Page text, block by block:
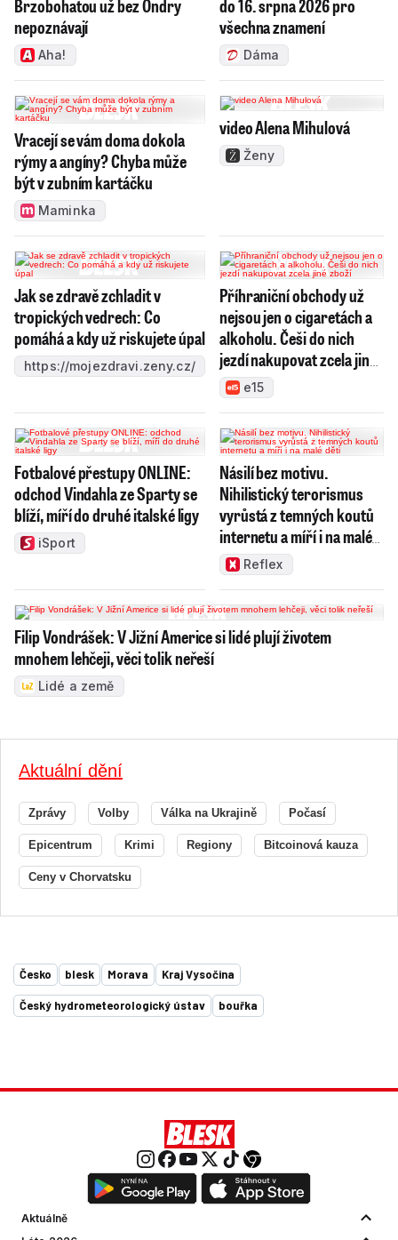
Brzobohatou už bez Ondry
nepoznávají
Aha!
do 16. srpna 2026 pro
všechna znamení
Dáma
Vracejí se vám doma dokola
rýmy a angíny? Chyba může
být v zubním kartáčku
Maminka
video Alena Mihulová
Ženy
Jak se zdravě zchladit v
tropických vedrech: Co
pomáhá a kdy už riskujete úpal
https://mojezdravi.zeny.cz/
Příhraniční obchody už
nejsou jen o cigaretách a
alkoholu. Češi do nich
jezdí nakupovat zcela jiné
zbožíe15
Fotbalové přestupy ONLINE:
odchod Vindahla ze Sparty se
blíží, míří do druhé italské ligy
iSport
Násilí bez motivu.
Nihilistický terorismus
vyrůstá z temných koutů
internetu a míří i na malé
dětiReflex
Filip Vondrášek: V Jižní Americe si lidé plují životem
mnohem lehčeji, věci tolik neřeší
Lidé a země
Aktuální dění
Zprávy Volby Válka na Ukrajině Počasí
Epicentrum Krimi Regiony Bitcoinová kauza
Ceny v Chorvatsku
Česko blesk Morava Kraj Vysočina
Český hydrometeorologický ústav bouřka
Aktuálně